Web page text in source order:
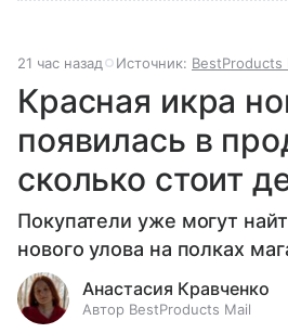
21 час назад Источник: BestProducts
Красная икра
появилась в
сколько стоит
Покупатели уже могут
нового улова на полках
Анастасия Кравченко
Автор BestProducts Mail